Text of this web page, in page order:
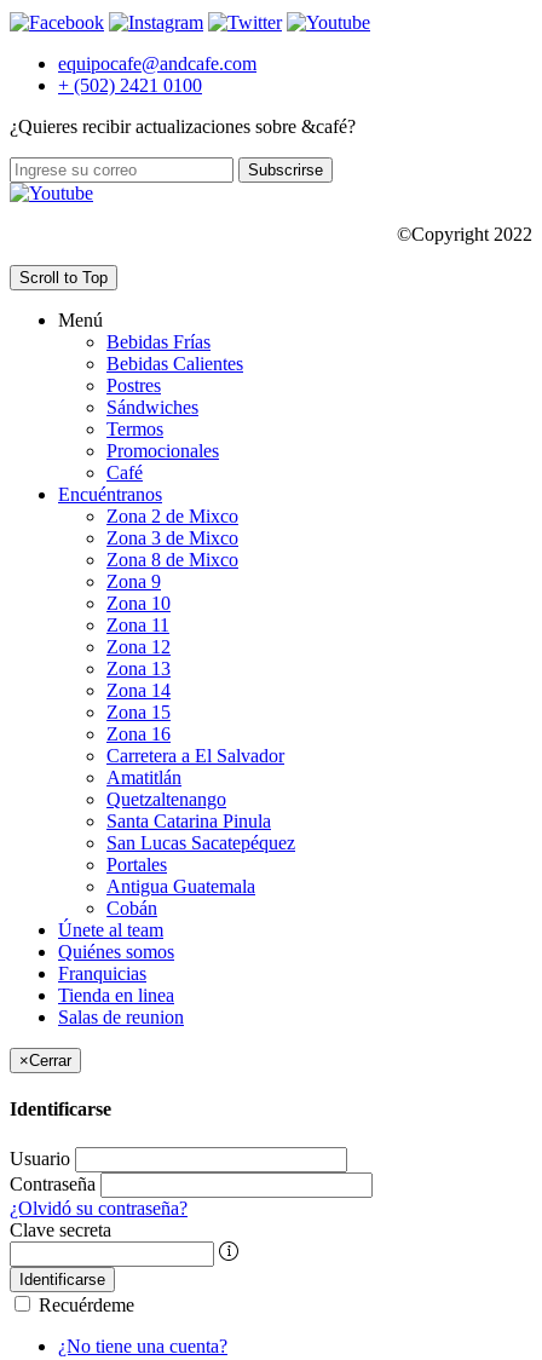
equipocafe@andcafe.com
+ (502) 2421 0100
¿Quieres recibir actualizaciones sobre &café?
©Copyright 2022
Scroll to Top
Menú
Bebidas Frías
Bebidas Calientes
Postres
Sándwiches
Termos
Promocionales
Café
Encuéntranos
Zona 2 de Mixco
Zona 3 de Mixco
Zona 8 de Mixco
Zona 9
Zona 10
Zona 11
Zona 12
Zona 13
Zona 14
Zona 15
Zona 16
Carretera a El Salvador
Amatitlán
Quetzaltenango
Santa Catarina Pinula
San Lucas Sacatepéquez
Portales
Antigua Guatemala
Cobán
Únete al team
Quiénes somos
Franquicias
Tienda en linea
Salas de reunion
×Cerrar
Identificarse
Usuario
Contraseña
¿Olvidó su contraseña?
Clave secreta
Identificarse
Recuérdeme
¿No tiene una cuenta?